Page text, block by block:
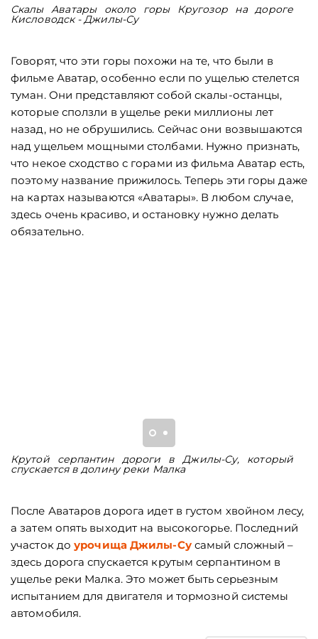
Скалы Аватары около горы Кругозор на дороге
Кисловодск - Джилы-Су
Говорят, что эти горы похожи на те, что были в
фильме Аватар, особенно если по ущелью стелется
туман. Они представляют собой скалы-останцы,
которые сползли в ущелье реки миллионы лет
назад, но не обрушились. Сейчас они возвышаются
над ущельем мощными столбами. Нужно признать,
что некое сходство с горами из фильма Аватар есть,
поэтому название прижилось. Теперь эти горы даже
на картах называются «Аватары». В любом случае,
здесь очень красиво, и остановку нужно делать
обязательно.
Крутой серпантин дороги в Джилы-Су, который
спускается в долину реки Малка
После Аватаров дорога идет в густом хвойном лесу,
а затем опять выходит на высокогорье. Последний
участок доурочища Джилы-Сусамый сложный –
здесь дорога спускается крутым серпантином в
ущелье реки Малка. Это может быть серьезным
испытанием для двигателя и тормозной системы
автомобиля.